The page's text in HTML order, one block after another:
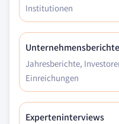
Institutionen
Unternehmensberichte
Jahresberichte,
Einreichungen
Experteninterviews